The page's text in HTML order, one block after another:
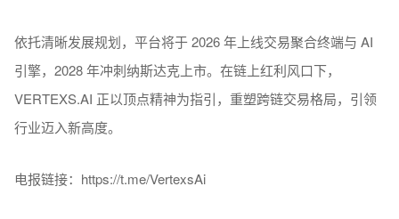
依托清晰发展规划，平台将于 2026 年上线交易聚合终端与 AI
引擎，2028 年冲刺纳斯达克上市。在链上红利风口下，
VERTEXS.AI 正以顶点精神为指引，重塑跨链交易格局，引领
行业迈入新高度。
电报链接：https://t.me/VertexsAi